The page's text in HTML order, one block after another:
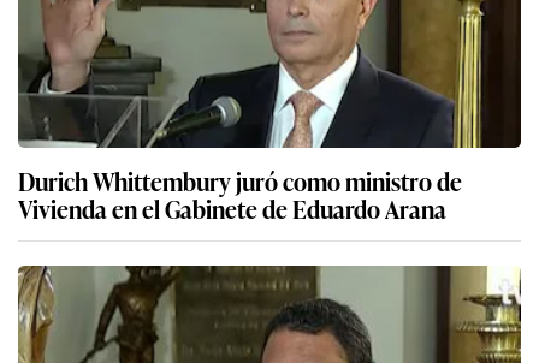
Durich Whittembury juró como ministro de
Vivienda en el Gabinete de Eduardo Arana